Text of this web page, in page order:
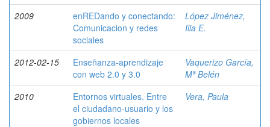
2009
enREDando y conectando:
Comunicacion y redes
sociales
López Jiménez,
Ilia E.
2012-02-15
Enseñanza-aprendizaje
con web 2.0 y 3.0
Vaquerizo García,
Mª Belén
2010
Entornos virtuales. Entre
el ciudadano-usuario y los
gobiernos locales
Vera, Paula